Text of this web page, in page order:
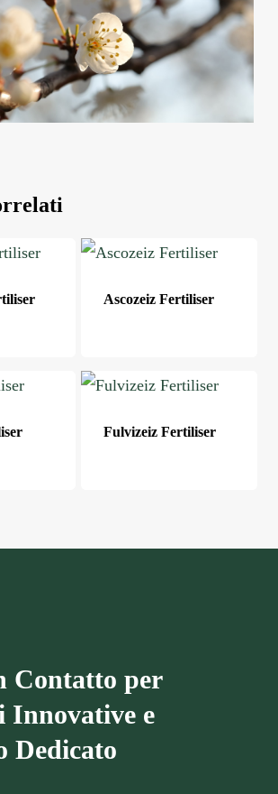
Ascozeiz Fertiliser
Fulvizeiz Fertiliser
Contatto per
Innovative e
Dedicato